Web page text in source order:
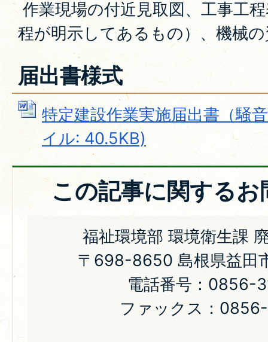
作業現場の付近見取図、工事工
程が明示してあるもの）、機械
届出書様式
特定建設作業実施届出書（騒
イル: 40.5KB)
この記事に関する
福祉環境部 環境衛生課
〒698-8650 島根県益田
電話番号：0856-
ファックス：